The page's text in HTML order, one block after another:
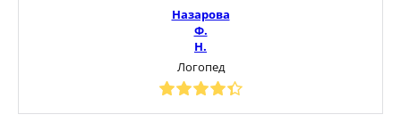
Назарова
Ф.
Н.
Логопед